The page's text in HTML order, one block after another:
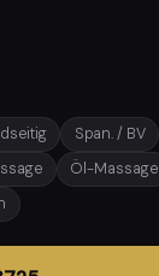
Span. / BV
Öl-Massage